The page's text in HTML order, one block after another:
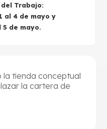
Trabajo:
al 4 de mayo y
de mayo.
la tienda conceptual
la cartera de